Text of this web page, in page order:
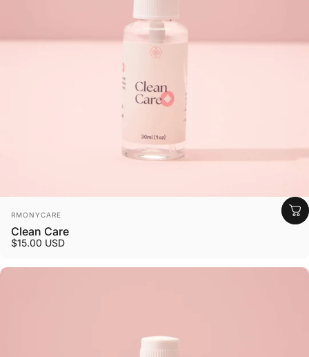
Marca:
RMONYCARE
Clean Care
$15.00 USD